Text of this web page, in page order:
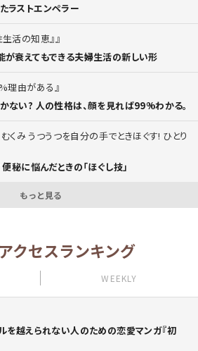
ラストエンペラー
活の知恵』
衰えてもできる夫婦生活の新しい形
理由がある
ない? 人の性格は、顔を見れば99%わかる。
くみ うつうつを自分の手でときほぐす! ひとり
秘に悩んだときの「ほぐし技」
もっと見る
アクセスランキング
WEEKLY
ルを越えられない人のための恋愛マンガ『初